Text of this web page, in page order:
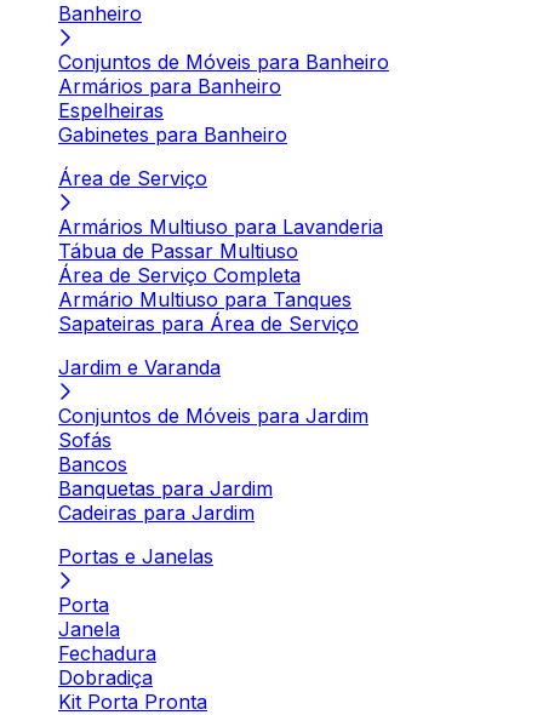
Banheiro
Conjuntos de Móveis para Banheiro
Armários para Banheiro
Espelheiras
Gabinetes para Banheiro
Área de Serviço
Armários Multiuso para Lavanderia
Tábua de Passar Multiuso
Área de Serviço Completa
Armário Multiuso para Tanques
Sapateiras para Área de Serviço
Jardim e Varanda
Conjuntos de Móveis para Jardim
Sofás
Bancos
Banquetas para Jardim
Cadeiras para Jardim
Portas e Janelas
Porta
Janela
Fechadura
Dobradiça
Kit Porta Pronta